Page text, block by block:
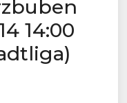
14:00